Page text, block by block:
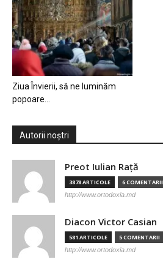
Ziua Învierii, să ne luminăm
popoare…
Autorii noștri
Preot Iulian Raţă
3878 ARTICOLE 6 COMENTARII
http://www.ortodoxia.md
Diacon Victor Casian
581 ARTICOLE 5 COMENTARII
http://www.ortodoxia.md